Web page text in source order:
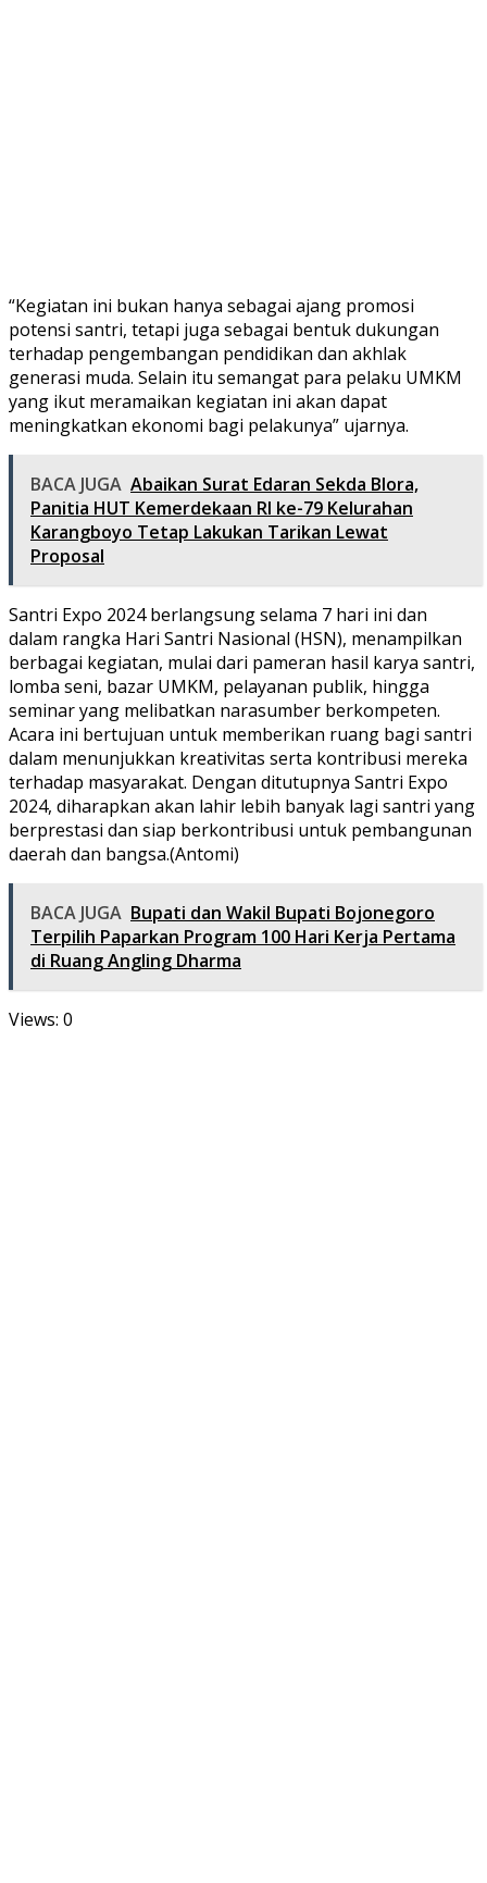
“Kegiatan ini bukan hanya sebagai ajang promosi
potensi santri, tetapi juga sebagai bentuk dukungan
terhadap pengembangan pendidikan dan akhlak
generasi muda. Selain itu semangat para pelaku UMKM
yang ikut meramaikan kegiatan ini akan dapat
meningkatkan ekonomi bagi pelakunya” ujarnya.
BACA JUGA Abaikan Surat Edaran Sekda Blora,
Panitia HUT Kemerdekaan RI ke-79 Kelurahan
Karangboyo Tetap Lakukan Tarikan Lewat
Proposal
Santri Expo 2024 berlangsung selama 7 hari ini dan
dalam rangka Hari Santri Nasional (HSN), menampilkan
berbagai kegiatan, mulai dari pameran hasil karya santri,
lomba seni, bazar UMKM, pelayanan publik, hingga
seminar yang melibatkan narasumber berkompeten.
Acara ini bertujuan untuk memberikan ruang bagi santri
dalam menunjukkan kreativitas serta kontribusi mereka
terhadap masyarakat. Dengan ditutupnya Santri Expo
2024, diharapkan akan lahir lebih banyak lagi santri yang
berprestasi dan siap berkontribusi untuk pembangunan
daerah dan bangsa.(Antomi)
BACA JUGA Bupati dan Wakil Bupati Bojonegoro
Terpilih Paparkan Program 100 Hari Kerja Pertama
di Ruang Angling Dharma
Views: 0